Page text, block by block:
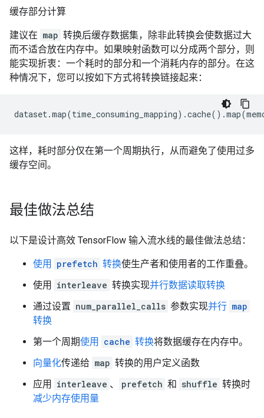
缓存部分计算
建议在 map 转换后缓存数据集，除非此转换会使数据过大
而不适合放在内存中。如果映射函数可以分成两个部分，则
能实现折衷：一个耗时的部分和一个消耗内存的部分。在这
种情况下，您可以按如下方式将转换链接起来：
dataset.map(time_consuming_mapping) .cache() .map(
这样，耗时部分仅在第一个周期执行，从而避免了使用过多
缓存空间。
最佳做法总结
以下是设计高效 TensorFlow 输入流水线的最佳做法总结：
使用 prefetch 转换使生产者和使用者的工作重叠。
使用
interleave 转换实现并行数据读取转换
通过设置 num_parallel_calls 参数实现并行 map
转换
第一个周期使用 cache 转换将数据缓存在内存中。
向量化传递给 map 转换的用户定义函数
应用
interleave 、 prefetch 和 shuffle 转换时
减少内存使用量